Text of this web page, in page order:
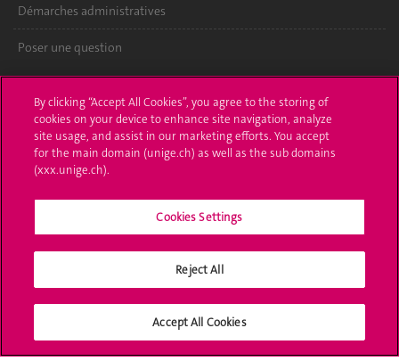
Démarches administratives
Poser une question
UNIGE Mobile
Médias
Offres d'emploi
Bibliothèque
Médias sociaux UNIGE
By clicking “Accept All Cookies”, you agree to the storing of
cookies on your device to enhance site navigation, analyze
site usage, and assist in our marketing efforts. You accept
for the main domain (unige.ch) as well as the sub domains
(xxx.unige.ch).
Cookies Settings
Reject All
Accept All Cookies